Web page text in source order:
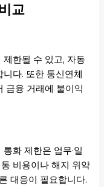
교
한될 수 있고, 자동
다. 또한 통신연체
금융 거래에 불이익
화 제한은 업무·일
비용이나 해지 위약
대응이 필요합니다.